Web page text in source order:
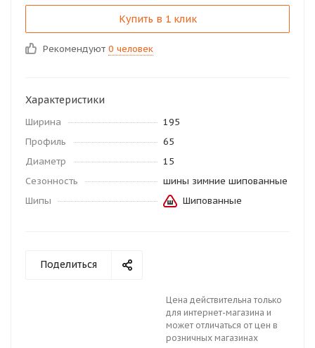
Купить в 1 клик
Рекомендуют 0 человек
Характеристики
Ширина
195
Профиль
65
Диаметр
15
Сезонность
шины зимние шипованные
Шипы
Шипованные
Поделиться
Цена действительна только
для интернет-магазина и
может отличаться от цен в
розничных магазинах